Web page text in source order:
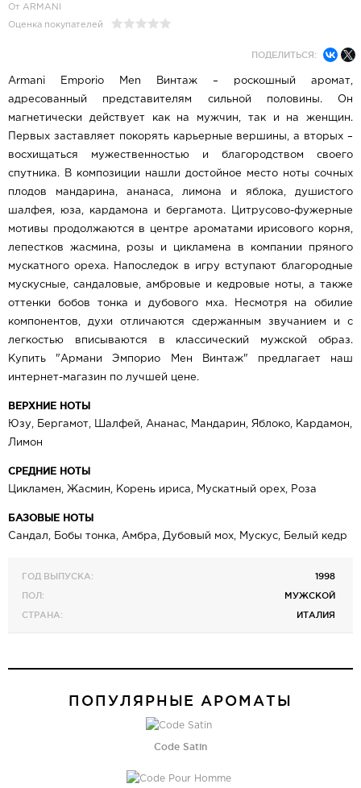
От ARMANI
Оценка покупателей
ПОДЕЛИТЬСЯ:
Armani Emporio Men Винтаж – роскошный аромат,
адресованный представителям сильной половины. Он
магнетически действует как на мужчин, так и на женщин.
Первых заставляет покорять карьерные вершины, а вторых –
восхищаться мужественностью и благородством своего
спутника. В композиции нашли достойное место ноты сочных
плодов мандарина, ананаса, лимона и яблока, душистого
шалфея, юза, кардамона и бергамота. Цитрусово-фужерные
мотивы продолжаются в центре ароматами ирисового корня,
лепестков жасмина, розы и цикламена в компании пряного
мускатного ореха. Напоследок в игру вступают благородные
мускусные, сандаловые, амбровые и кедровые ноты, а также
оттенки бобов тонка и дубового мха. Несмотря на обилие
компонентов, духи отличаются сдержанным звучанием и с
легкостью вписываются в классический мужской образ.
Купить "Армани Эмпорио Мен Винтаж" предлагает наш
интернет-магазин по лучшей цене.
ВЕРХНИЕ НОТЫ
Юзу, Бергамот, Шалфей, Ананас, Мандарин, Яблоко, Кардамон,
Лимон
СРЕДНИЕ НОТЫ
Цикламен, Жасмин, Корень ириса, Мускатный орех, Роза
БАЗОВЫЕ НОТЫ
Сандал, Бобы тонка, Амбра, Дубовый мох, Мускус, Белый кедр
ГОД ВЫПУСКА:
1998
ПОЛ:
МУЖСКОЙ
СТРАНА:
ИТАЛИЯ
ПОПУЛЯРНЫЕ АРОМАТЫ
Code Satin